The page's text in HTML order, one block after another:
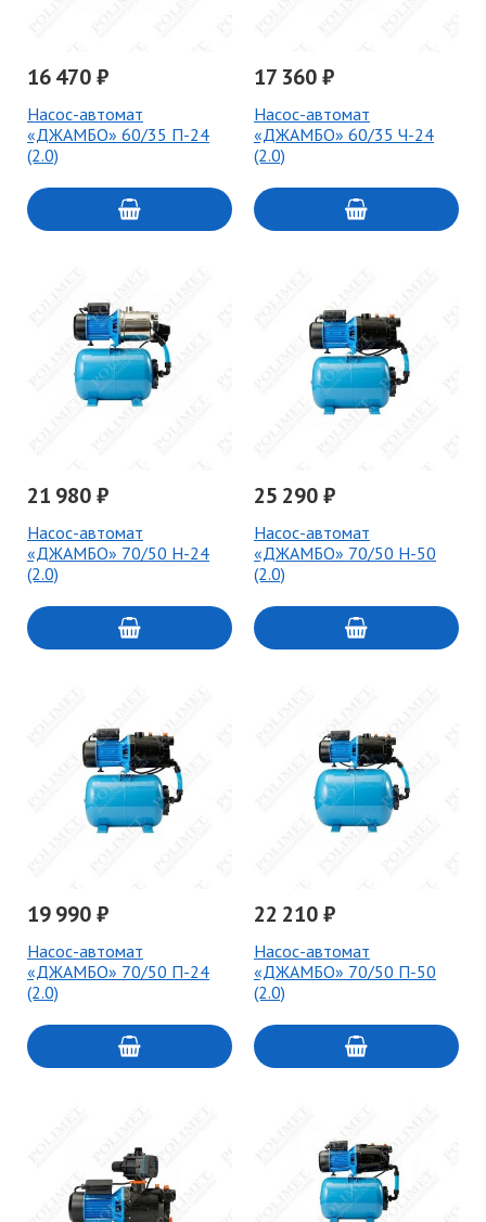
16 470 ₽
Насос-автомат
«ДЖАМБО» 60/35 П-24
(2.0)
17 360 ₽
Насос-автомат
«ДЖАМБО» 60/35 Ч-24
(2.0)
21 980 ₽
Насос-автомат
«ДЖАМБО» 70/50 Н-24
(2.0)
25 290 ₽
Насос-автомат
«ДЖАМБО» 70/50 Н-50
(2.0)
19 990 ₽
Насос-автомат
«ДЖАМБО» 70/50 П-24
(2.0)
22 210 ₽
Насос-автомат
«ДЖАМБО» 70/50 П-50
(2.0)